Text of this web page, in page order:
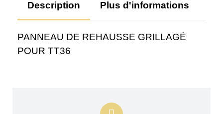
Description Plus d'informations
PANNEAU DE REHAUSSE GRILLAGÉ
POUR TT36